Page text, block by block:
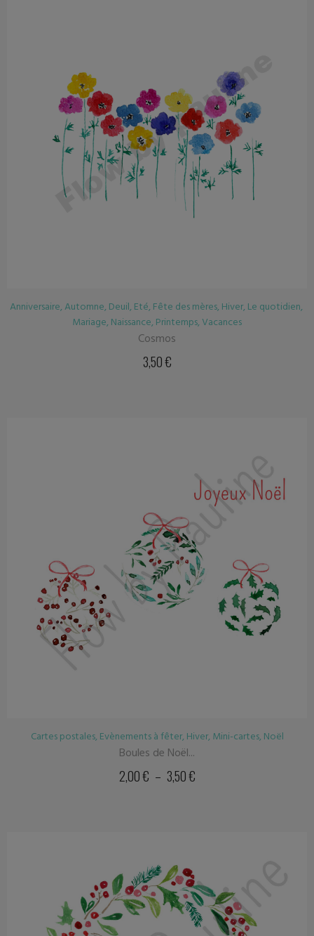
Anniversaire,Automne,Deuil,Eté,Fête des mères,Hiver,Le quotidien,
Mariage,Naissance,Printemps,Vacances
Cosmos
3,50€
Cartes postales,Evènements à fêter,Hiver,Mini-cartes,Noël
Boules de Noël...
2,00€ – 3,50€